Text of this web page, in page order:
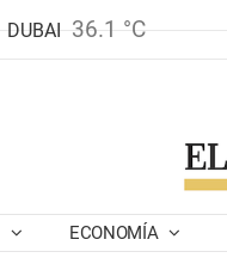
DUBAI 36.1 °C
ECONOMÍA